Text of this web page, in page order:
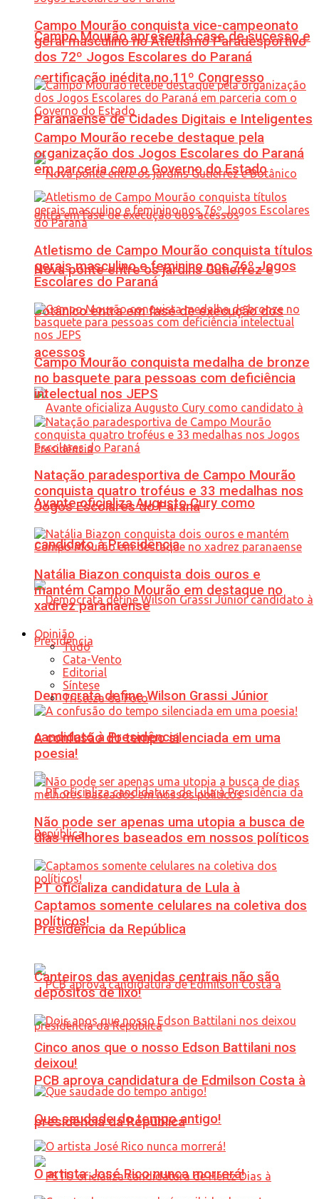
Campo Mourão apresenta case de sucesso e
certificação inédita no 11º Congresso
Paranaense de Cidades Digitais e Inteligentes
Nova ponte entre os jardins Gutierrez e
Botânico entra em fase de execução dos
acessos
Avante oficializa Augusto Cury como
candidato à Presidência
Democrata define Wilson Grassi Júnior
candidato à Presidência
PT oficializa candidatura de Lula à
Presidência da República
PCB aprova candidatura de Edmilson Costa à
presidência da República
Campo Mourão conquista vice-campeonato
geral masculino no Atletismo Paradesportivo
dos 72º Jogos Escolares do Paraná
Campo Mourão recebe destaque pela
organização dos Jogos Escolares do Paraná
em parceria com o Governo do Estado
Atletismo de Campo Mourão conquista títulos
gerais masculino e feminino nos 76º Jogos
Escolares do Paraná
Campo Mourão conquista medalha de bronze
no basquete para pessoas com deficiência
intelectual nos JEPS
Natação paradesportiva de Campo Mourão
conquista quatro troféus e 33 medalhas nos
Jogos Escolares do Paraná
Natália Biazon conquista dois ouros e
mantém Campo Mourão em destaque no
xadrez paranaense
Opinião
Tudo
Cata-Vento
Editorial
Síntese
Tristeza da Foto
A confusão do tempo silenciada em uma
poesia!
Não pode ser apenas uma utopia a busca de
dias melhores baseados em nossos políticos
Captamos somente celulares na coletiva dos
políticos!
Canteiros das avenidas centrais não são
depósitos de lixo!
Cinco anos que o nosso Edson Battilani nos
deixou!
Que saudade do tempo antigo!
O artista José Rico nunca morrerá!